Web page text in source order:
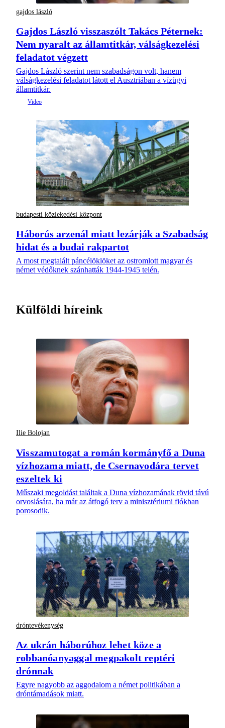
gajdos lászló
Gajdos László visszaszólt Takács Péternek:
Nem nyaralt az államtitkár, válságkezelési
feladatot végzett
Gajdos László szerint nem szabadságon volt, hanem
válságkezelési feladatot látott el Ausztriában a vízügyi
államtitkár.
budapesti közlekedési központ
Háborús arzenál miatt lezárják a Szabadság
hidat és a budai rakpartot
A most megtalált páncélöklöket az ostromlott magyar és
német védőknek szánhatták 1944-1945 telén.
Külföldi híreink
Ilie Bolojan
Visszamutogat a román kormányfő a Duna
vízhozama miatt, de Csernavodára tervet
eszeltek ki
Műszaki megoldást találtak a Duna vízhozamának rövid távú
orvoslására, ha már az átfogó terv a minisztériumi fiókban
porosodik.
dróntevékenység
Az ukrán háborúhoz lehet köze a
robbanóanyaggal megpakolt reptéri
drónnak
Egyre nagyobb az aggodalom a német politikában a
dróntámadások miatt.